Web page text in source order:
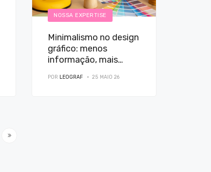
NOSSA EXPERTISE
Minimalismo no design
gráfico: menos
informação, mais
POR LEOGRAF 25 MAIO 26